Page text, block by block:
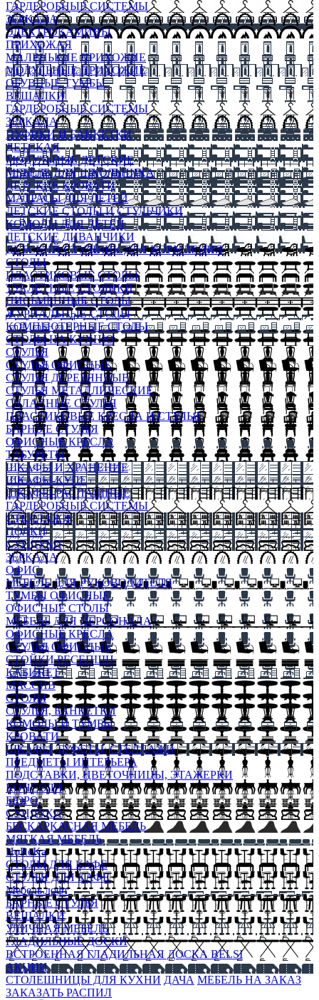
ГАРДЕРОБНЫЕ СИСТЕМЫ
ЗЕРКАЛА
ЭЛЕКТРОКАМИНЫ
ПРИХОЖАЯ
МАЛЕНЬКИЕ ПРИХОЖИЕ
МОДУЛЬНЫЕ ПРИХОЖИЕ
ОБУВНЫЕ ТУМБЫ
ВЕШАЛКИ
ГАРДЕРОБНЫЕ СИСТЕМЫ
ЗЕРКАЛА
ПУФИКИ И БАНКЕТКИ
ДЕТСКАЯ
МОДУЛЬНЫЕ ДЕТСКИЕ
МЕБЕЛЬ ДЛЯ ШКОЛЬНИКА
ДЕТСКИЕ КРОВАТИ
МАТРАСЫ ДЛЯ ДЕТЕЙ
ДЕТСКИЕ СТОЛЫ И СТУЛЬЧИКИ
КОМОДЫ ДЛЯ ДЕТЕЙ
ДЕТСКИЕ ДИВАНЧИКИ
ДЕТСКИЙ СТУЛЬЧИК ДЛЯ КОРМЛЕНИЯ
СТОЛЫ
ПЛАСТИКОВЫЕ СТОЛЫ
ТУАЛЕТНЫЕ СТОЛИКИ
ПИСЬМЕННЫЕ СТОЛЫ
ЖУРНАЛЬНЫЕ СТОЛЫ
КОМПЬЮТЕРНЫЕ СТОЛЫ
СТОЛЫ НА КУХНЮ
СТУЛЬЯ
СТУЛЬЯ ОФИСНЫЕ
СТУЛЬЯ ДЕРЕВЯННЫЕ
СТУЛЬЯ МЕТАЛЛИЧЕСКИЕ
СКЛАДНЫЕ СТУЛЬЯ
ПЛАСТИКОВЫЕ КРЕСЛА И СТУЛЬЯ
БАРНЫЕ СТУЛЬЯ
ОФИСНЫЕ КРЕСЛА
ТАБУРЕТЫ
ШКАФЫ И ХРАНЕНИЕ
ШКАФЫ-КУПЕ
ШКАФЫ-РАСПАШНЫЕ
ГАРДЕРОБНЫЕ СИСТЕМЫ
СТЕЛЛАЖИ
ПОЛКИ
СУНДУКИ
ЗЕРКАЛА
ОФИС
МЕБЕЛЬ ДЛЯ РУКОВОДИТЕЛЯ
ТУМБЫ ОФИСНЫЕ
ОФИСНЫЕ СТОЛЫ
МЕБЕЛЬ ДЛЯ ПЕРСОНАЛА
ОФИСНЫЕ КРЕСЛА
СТУЛЬЯ ОФИСНЫЕ
СТОЙКИ РЕСЕПШН
КАБИНЕТ
МАССИВ
СТОЛЫ
СТУЛЬЯ, БАНКЕТКИ
КОМОДЫ И ТУМБЫ
КРОВАТИ
ШКАФЫ, БУФЕТЫ, СТЕЛЛАЖИ
ПРЕДМЕТЫ ИНТЕРЬЕРА
ПОДСТАВКИ, ЦВЕТОЧНИЦЫ, ЭТАЖЕРКИ
КОНСОЛИ
БЮРО
СУНДУКИ
БЕСКАРКАСНАЯ МЕБЕЛЬ
МЯГКАЯ МЕБЕЛЬ
HoReKa
СТОЛЫ ДЛЯ КАФЕ
СТУЛЬЯ ДЛЯ КАФЕ
Мебель лофт
БАРНЫЕ СТУЛЬЯ
ВЕШАЛКИ
УЛИЧНАЯ МЕБЕЛЬ
ГЛАДИЛЬНЫЕ ДОСКИ
ВСТРОЕННАЯ ГЛАДИЛЬНАЯ ДОСКА BELSI
АКЦИИ
СТОЛЕШНИЦЫ ДЛЯ КУХНИ ДАЧА МЕБЕЛЬ НА ЗАКАЗ
ЗАКАЗАТЬ РАСПИЛ